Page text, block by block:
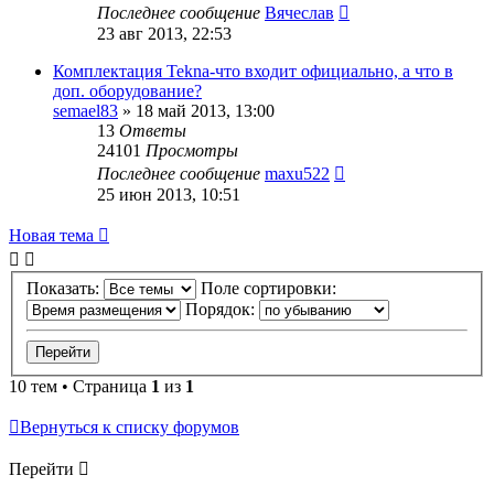
Последнее сообщение Вячеслав
23 авг 2013, 22:53
Комплектация Tekna-что входит официально, а что в
доп. оборудование?
semael83 » 18 май 2013, 13:00
13 Ответы
24101 Просмотры
Последнее сообщение maxu522
25 июн 2013, 10:51
Новая тема
Показать:
Поле сортировки:
Порядок:
10 тем • Страница 1 из 1
Вернуться к списку форумов
Перейти